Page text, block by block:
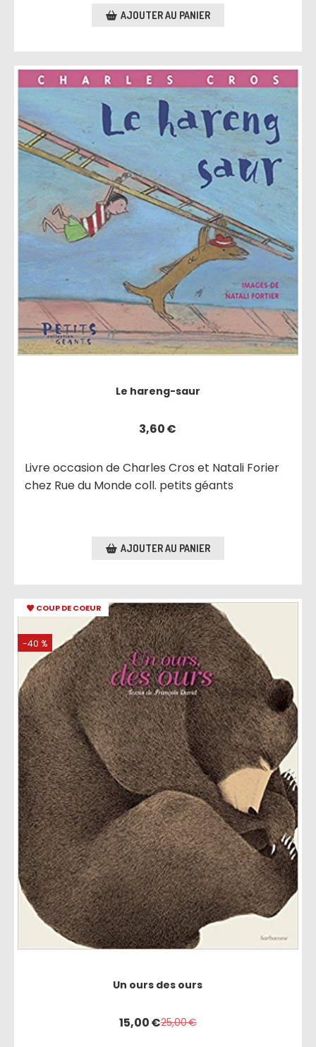
AJOUTER AU PANIER
Le hareng-saur
3,60€
Livre occasion de Charles Cros et Natali Forier
chez Rue du Monde coll. petits géants
AJOUTER AU PANIER
COUP DE COEUR
-40 %
Un ours des ours
15,00€25,00€